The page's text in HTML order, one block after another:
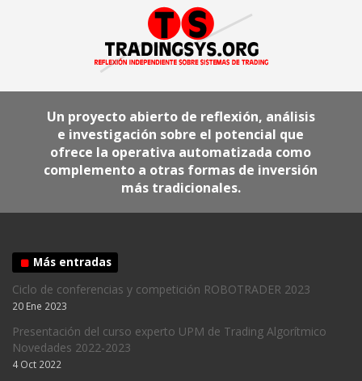
Un proyecto abierto de reflexión, análisis
e investigación sobre el potencial que
ofrece la operativa automatizada como
complemento a otras formas de inversión
más tradicionales.
Más entradas
Ciclo de conferencias y competición ROBOTRADER 2023
20 Ene 2023
Presentación del curso experto UPM de Trading Algorítmico
Novedades 2022-2023
4 Oct 2022